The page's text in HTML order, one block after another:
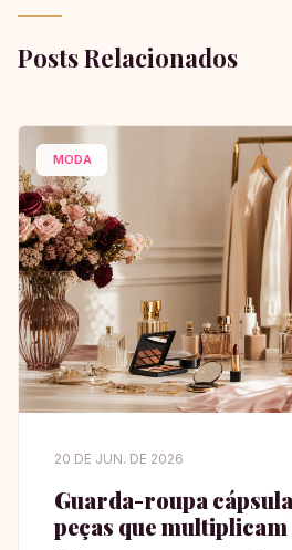
Posts Relacionados
MODA
20 DE JUN. DE 2026
Guarda-roupa
peças que